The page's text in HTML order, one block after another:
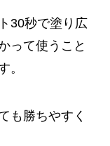
30秒で塗り広
って使うこと
。
も勝ちやすく